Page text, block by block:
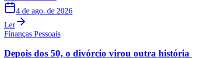
4 de ago. de 2026
Ler
Finanças Pessoais
Depois dos 50, o divórcio virou outra história